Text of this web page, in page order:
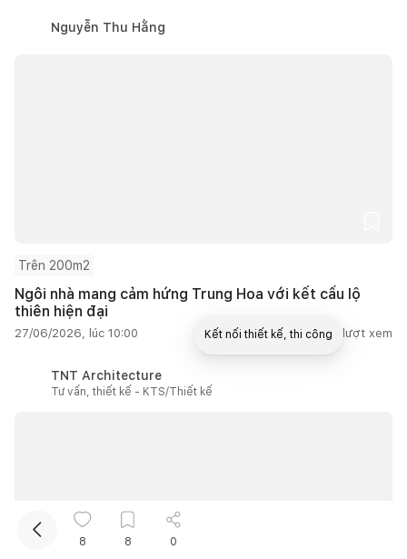
Nguyễn Thu Hằng
Trên 200m2
Ngôi nhà mang cảm hứng Trung Hoa với kết cấu lộ
thiên hiện đại
27/06/2026, lúc 10:00 1 lượt thích | 10.666 lượt xem
TNT Architecture
Tư vấn, thiết kế - KTS/Thiết kế
8 8 0
Kết nối thiết kế, thi công
Mua sắm hoàn thiện nhà